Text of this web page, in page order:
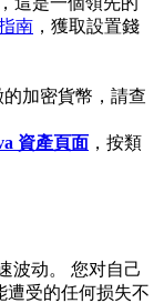
！
南 ，獲取設置錢
加密貨幣，請查
資產頁面 ，按類
波动。 您对自己
遭受的任何损失不